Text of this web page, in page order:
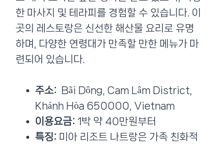
한 마사지 및 테라피를 경험할 수 있습니다. 이
곳의 레스토랑은 신선한 해산물 요리로 유명
하며, 다양한 연령대가 만족할 만한 메뉴가 마
련되어 있습니다.
주소: Bãi Dông, Cam Lâm District,
Khánh Hòa 650000, Vietnam
이용요금: 1박 약 40만원부터
특징: 미아 리조트 나트랑은 가족 친화적